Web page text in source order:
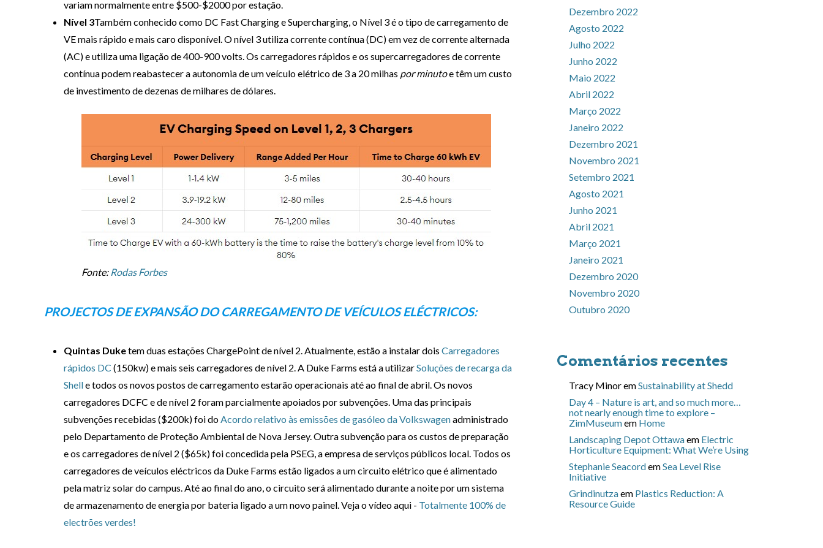
variam normalmente entre $500-$2000 por estação.
Nível 3Também conhecido como DC Fast Charging e Supercharging, o Nível 3 é o tipo de carregamento de
VE mais rápido e mais caro disponível. O nível 3 utiliza corrente contínua (DC) em vez de corrente alternada
(AC) e utiliza uma ligação de 400-900 volts. Os carregadores rápidos e os supercarregadores de corrente
contínua podem reabastecer a autonomia de um veículo elétrico de 3 a 20 milhas por minutoe têm um custo
de investimento de dezenas de milhares de dólares.
Fonte: Rodas Forbes
PROJECTOS DE EXPANSÃO DO CARREGAMENTO DE VEÍCULOS ELÉCTRICOS:
Quintas Duketem duas estações ChargePoint de nível 2. Atualmente, estão a instalar dois Carregadores
rápidos DC (150kw) e mais seis carregadores de nível 2. A Duke Farms está a utilizarSoluções de recarga da
Shelle todos os novos postos de carregamento estarão operacionais até ao final de abril. Os novos
carregadores DCFC e de nível 2 foram parcialmente apoiados por subvenções. Uma das principais
subvenções recebidas ($200k) foi do Acordo relativo às emissões de gasóleo da Volkswagenadministrado
pelo Departamento de Proteção Ambiental de Nova Jersey. Outra subvenção para os custos de preparação
e os carregadores de nível 2 ($65k) foi concedida pela PSEG, a empresa de serviços públicos local. Todos os
carregadores de veículos eléctricos da Duke Farms estão ligados a um circuito elétrico que é alimentado
pela matriz solar do campus. Até ao final do ano, o circuito será alimentado durante a noite por um sistema
de armazenamento de energia por bateria ligado a um novo painel. Veja o vídeo aqui - Totalmente 100% de
electrões verdes!
Dezembro 2022
Agosto 2022
Julho 2022
Junho 2022
Maio 2022
Abril 2022
Março 2022
Janeiro 2022
Dezembro 2021
Novembro 2021
Setembro 2021
Agosto 2021
Junho 2021
Abril 2021
Março 2021
Janeiro 2021
Dezembro 2020
Novembro 2020
Outubro 2020
Comentários recentes
Tracy MinoremSustainability at Shedd
Day 4 – Nature is art, and so much more…
not nearly enough time to explore –
ZimMuseumem Home
Landscaping Depot Ottawaem Electric
Horticulture Equipment: What We’re Using
Stephanie SeacordemSea Level Rise
Initiative
Grindinutzaem Plastics Reduction: A
Resource Guide